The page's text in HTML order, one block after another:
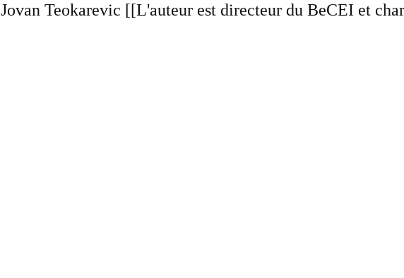
Jovan Teokarevic [[L'auteur est directeur du BeCEI et